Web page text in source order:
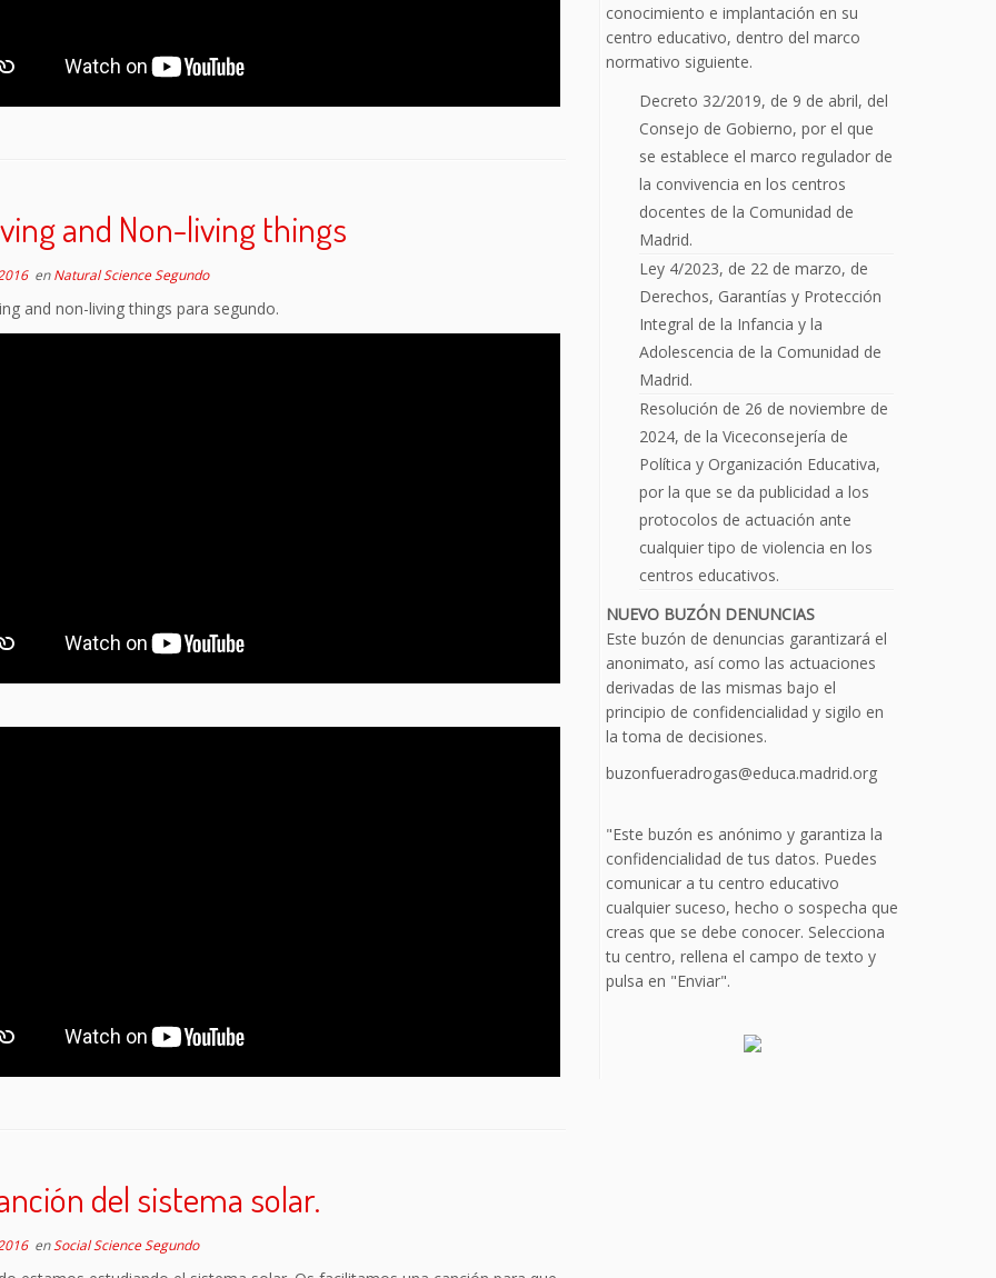
and Non-living things
enNatural Science Segundo
and non-living things para segundo.
del sistema solar.
enSocial Science Segundo
conocimiento e implantación en su
centro educativo, dentro del marco
normativo siguiente.
Decreto 32/2019, de 9 de abril, del
Consejo de Gobierno, por el que
se establece el marco regulador de
la convivencia en los centros
docentes de la Comunidad de
Madrid.
Ley 4/2023, de 22 de marzo, de
Derechos, Garantías y Protección
Integral de la Infancia y la
Adolescencia de la Comunidad de
Madrid.
Resolución de 26 de noviembre de
2024, de la Viceconsejería de
Política y Organización Educativa,
por la que se da publicidad a los
protocolos de actuación ante
cualquier tipo de violencia en los
centros educativos.
NUEVO BUZÓN DENUNCIAS
Este buzón de denuncias garantizará el
anonimato, así como las actuaciones
derivadas de las mismas bajo el
principio de confidencialidad y sigilo en
la toma de decisiones.
buzonfueradrogas@educa.madrid.org
"Este buzón es anónimo y garantiza la
confidencialidad de tus datos. Puedes
comunicar a tu centro educativo
cualquier suceso, hecho o sospecha que
creas que se debe conocer. Selecciona
tu centro, rellena el campo de texto y
pulsa en "Enviar".